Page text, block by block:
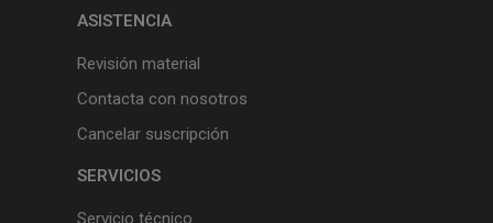
ASISTENCIA
Revisión material
Contacta con nosotros
Cancelar suscripción
SERVICIOS
Servicio técnico